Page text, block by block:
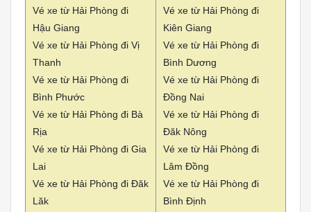
Vé xe từ Hải Phòng đi
Hậu Giang
Vé xe từ Hải Phòng đi Vị
Thanh
Vé xe từ Hải Phòng đi
Bình Phước
Vé xe từ Hải Phòng đi Bà
Rịa
Vé xe từ Hải Phòng đi Gia
Lai
Vé xe từ Hải Phòng đi Đăk
Lăk
Vé xe từ Hải Phòng đi
Kiên Giang
Vé xe từ Hải Phòng đi
Bình Dương
Vé xe từ Hải Phòng đi
Đồng Nai
Vé xe từ Hải Phòng đi
Đăk Nông
Vé xe từ Hải Phòng đi
Lâm Đồng
Vé xe từ Hải Phòng đi
Bình Định